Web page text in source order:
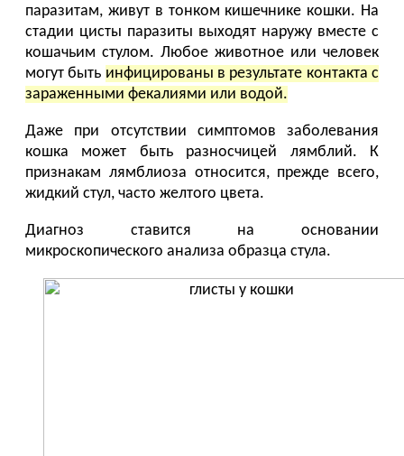
паразитам, живут в тонком кишечнике кошки. На
стадии цисты паразиты выходят наружу вместе с
кошачьим стулом. Любое животное или человек
могут быть инфицированы в результате контакта с
зараженными фекалиями или водой.
Даже при отсутствии симптомов заболевания
кошка может быть разносчицей лямблий. К
признакам лямблиоза относится, прежде всего,
жидкий стул, часто желтого цвета.
Диагноз ставится на основании
микроскопического анализа образца стула.